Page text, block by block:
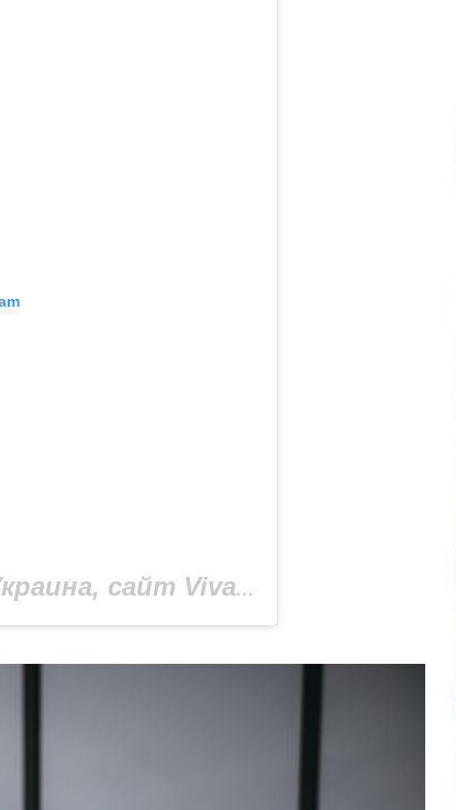
Публикация от Viva! Украина, сайт Viva.ua (@viva_ukraine_magazine)